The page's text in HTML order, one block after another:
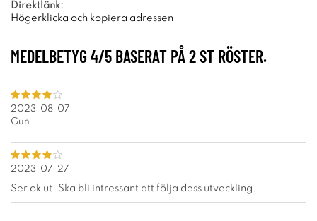
Direktlänk:
Högerklicka och kopiera adressen
MEDELBETYG 4/5 BASERAT PÅ2ST RÖSTER.
2023-08-07
Gun
2023-07-27
Ser ok ut. Ska bli intressant att följa dess utveckling.